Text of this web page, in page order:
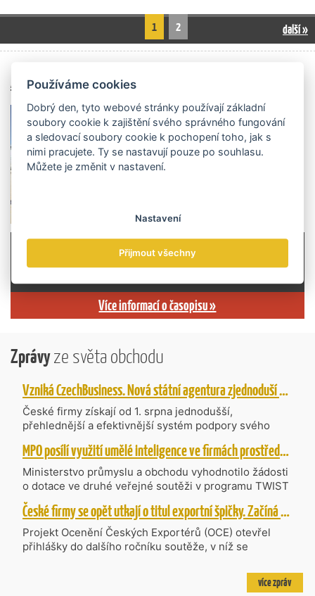
1 2 další »
Archiv čísel
Více informací o časopisu »
Zprávyze světa obchodu
Vzniká CzechBusiness. Nová státní agentura zjednoduší podporu českých firem
České firmy získají od 1. srpna jednodušší,
přehlednější a efektivnější systém podpory svého
CzechBusiness, která propojuje dosavadní
kompetence agentur CzechTrade a CzechInvest.
Firmám nabídne jednoho partnera pro rozvoj od
inovací až po zahraniční expanzi.
MPO posílí využití umělé inteligence ve firmách prostřednictvím 40 projektů z programu TWIST
Ministerstvo průmyslu a obchodu vyhodnotilo žádosti
o dotace ve druhé veřejné soutěži v programu TWIST
– Transfer, Výzkum, Vývoj a Inovace pro Strategické
Technologie, do které bylo podáno 318 návrhů
projektů požadujících dotaci o celkovém objemu 4,27
mld. Kč. Částkou 630 mil. Kč bude podpořeno čtyřicet
nejlépe hodnocených projektů zaměřených na
výzkum v oblasti umělé inteligence a její aplikace do
podnikových procesů a do vývoje nových produktů na
České firmy se opět utkají o titul exportní špičky. Začíná další ročník Ocenění Českých Exportérů
Projekt Ocenění Českých Exportérů (OCE) otevřel
přihlášky do dalšího ročníku soutěže, v níž se
Projekt dlouhodobě vyzdvihuje, podporuje a oceňuje
podniky, které úspěšně prosazují své produkty avíce zpráv
Používáme cookies
Dobrý den, tyto webové stránky používají základní
soubory cookie k zajištění svého správného fungování
a sledovací soubory cookie k pochopení toho, jak s
nimi pracujete. Ty se nastavují pouze po souhlasu.
Můžete je změnit v nastavení.
Nastavení
Přijmout všechny